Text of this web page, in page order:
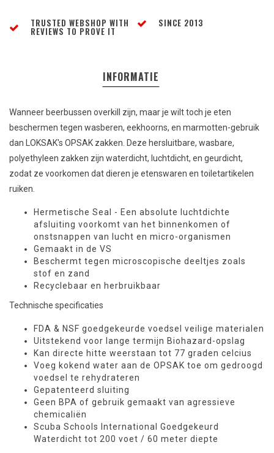
TRUSTED WEBSHOP WITH
REVIEWS TO PROVE IT
SINCE 2013
INFORMATIE
Wanneer beerbussen overkill zijn, maar je wilt toch je eten
beschermen tegen wasberen, eekhoorns, en marmotten-gebruik
dan LOKSAK's OPSAK zakken. Deze hersluitbare, wasbare,
polyethyleen zakken zijn waterdicht, luchtdicht, en geurdicht,
zodat ze voorkomen dat dieren je etenswaren en toiletartikelen
ruiken.
Hermetische Seal - Een absolute luchtdichte
afsluiting voorkomt van het binnenkomen of
onstsnappen van lucht en micro-organismen
Gemaakt in de VS
Beschermt tegen microscopische deeltjes zoals
stof en zand
Recyclebaar en herbruikbaar
Technische specificaties
FDA & NSF goedgekeurde voedsel veilige materialen
Uitstekend voor lange termijn Biohazard-opslag
Kan directe hitte weerstaan tot 77 graden celcius
Voeg kokend water aan de OPSAK toe om gedroogd
voedsel te rehydrateren
Gepatenteerd sluiting
Geen BPA of gebruik gemaakt van agressieve
chemicaliën
Scuba Schools International Goedgekeurd
Waterdicht tot 200 voet / 60 meter diepte